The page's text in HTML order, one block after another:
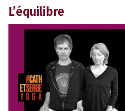
L’équilibre